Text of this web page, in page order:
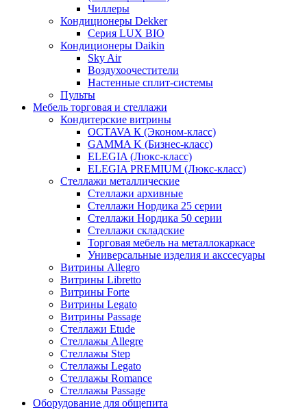
Чиллеры
Кондиционеры Dekker
Серия LUX BIO
Кондиционеры Daikin
Sky Air
Воздухоочестители
Настенные сплит-системы
Пульты
Мебель торговая и стеллажи
Кондитерские витрины
OCTAVA К (Эконом-класс)
GAMMA K (Бизнес-класс)
ELEGIA (Люкс-класс)
ELEGIA PREMIUM (Люкс-класс)
Стеллажи металлические
Стеллажи архивные
Стеллажи Нордика 25 серии
Стеллажи Нордика 50 серии
Стеллажи складские
Торговая мебель на металлокаркасе
Универсальные изделия и акссесуары
Витрины Allegro
Витрины Libretto
Витрины Forte
Витрины Legato
Витрины Passage
Стеллажи Etude
Стеллажы Allegre
Стеллажы Step
Стеллажы Legato
Стеллажы Romance
Стеллажы Passage
Оборудование для общепита